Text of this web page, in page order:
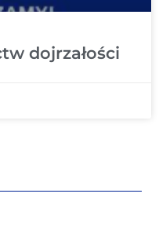
dojrzałości